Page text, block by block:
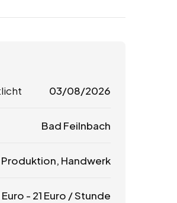
03/08/2026
Bad Feilnbach
Produktion, Handwerk
Euro - 21 Euro / Stunde